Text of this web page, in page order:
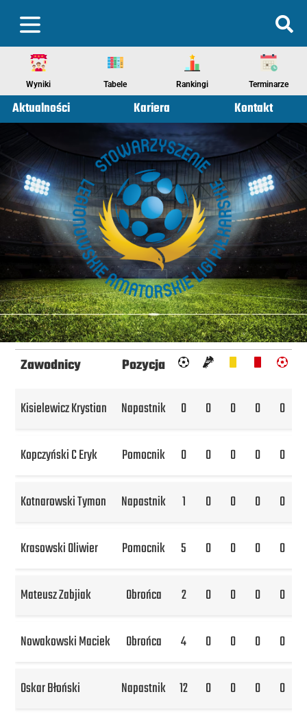
Wyniki Tabele Rankingi Terminarze
Aktualności Kariera Kontakt
Zawodnicy Pozycja
Kisielewicz Krystian Napastnik 0 0 0 0 0
Kopczyński C Eryk Pomocnik 0 0 0 0 0
Kotnarowski Tymon Napastnik 1 0 0 0 0
Krasowski Oliwier Pomocnik 5 0 0 0 0
Mateusz Zabjiak Obrońca 2 0 0 0 0
Nowakowski Maciek Obrońca 4 0 0 0 0
Oskar Błoński Napastnik 12 0 0 0 0